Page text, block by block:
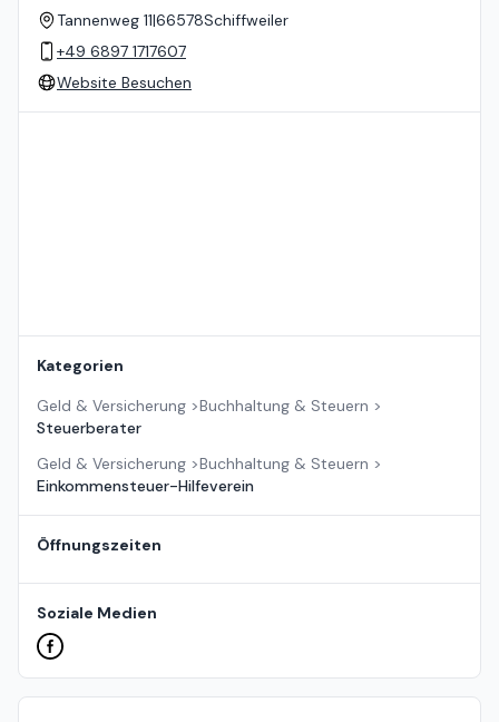
Tannenweg 11|66578Schiffweiler
+49 6897 1717607
Website Besuchen
Kategorien
Geld & Versicherung >Buchhaltung & Steuern >
Steuerberater
Geld & Versicherung >Buchhaltung & Steuern >
Einkommensteuer-Hilfeverein
Öffnungszeiten
Soziale Medien